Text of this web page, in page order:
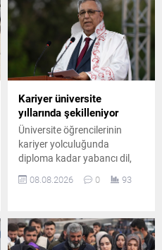
failinin Nevzat Bahtiyar
olduğunu öne sürdü.
Kariyer üniversite
yıllarında şekilleniyor
Üniversite öğrencilerinin
kariyer yolculuğunda
diploma kadar yabancı dil,
uygulamalı deneyimin de
gençlere önemli mesajlar
verdi.
08.08.2026 0 93